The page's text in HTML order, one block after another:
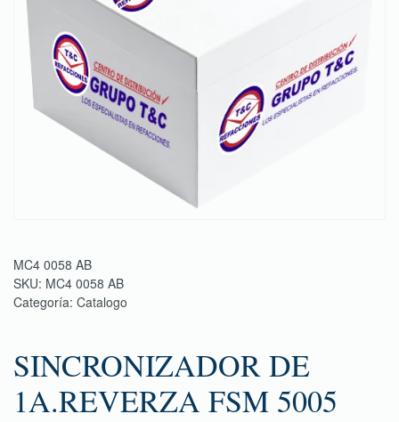
MC4 0058 AB
SKU: MC4 0058 AB
Categoría: Catalogo
SINCRONIZADOR DE
1A.REVERZA FSM 5005